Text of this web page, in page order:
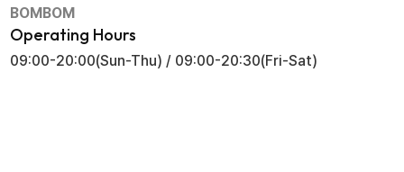
BOMBOM
Operating Hours
09:00-20:00(Sun-Thu) / 09:00-20:30(Fri-Sat)